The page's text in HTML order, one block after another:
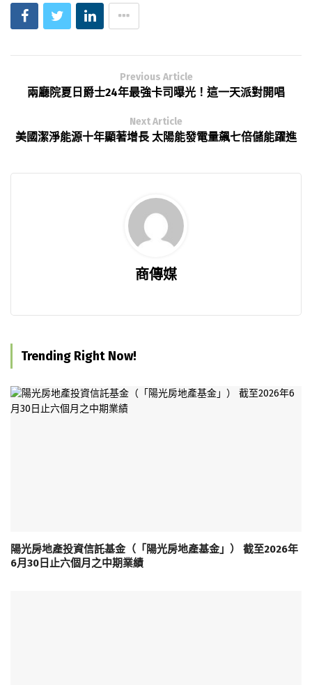
Previous Article
兩廳院夏日爵士24年最強卡司曝光！這一天派對開唱
Next Article
美國潔淨能源十年顯著增長 太陽能發電量飆七倍儲能躍進
商傳媒
Trending Right Now!
陽光房地產投資信託基金（「陽光房地產基金」） 截至2026年
6月30日止六個月之中期業績